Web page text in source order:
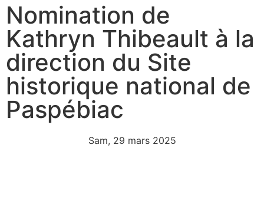
107,1
Paspébiac
Nomination de
Kathryn Thibeault à la
direction du Site
historique national de
Paspébiac
Sam, 29 mars 2025